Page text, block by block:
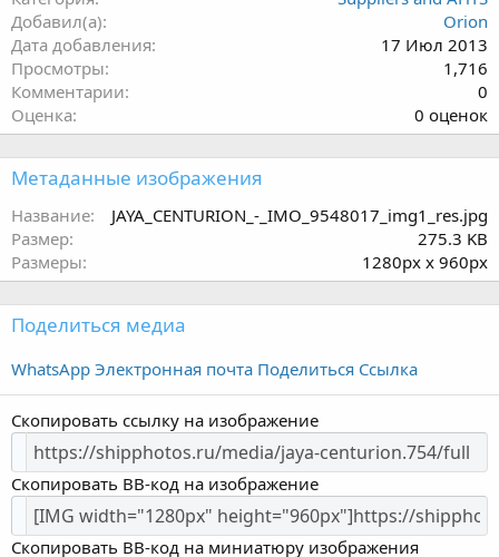
Добавил(а)
Orion
Дата добавления
17 Июл 2013
Просмотры
1,716
Комментарии
0
Оценка
0
.
0
з
в
ё
з
д
0 оценок
Метаданные изображения
Название
JAYA_CENTURION_-_IMO_9548017_img1_res.jpg
Размер
275.3 KB
Размеры
1280px x 960px
Поделиться медиа
WhatsApp Электронная почта Поделиться Ссылка
Скопировать ссылку на изображение
Скопировать BB-код на изображение
Скопировать BB-код на миниатюру изображения